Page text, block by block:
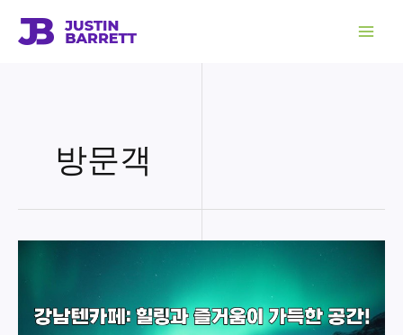
방문객